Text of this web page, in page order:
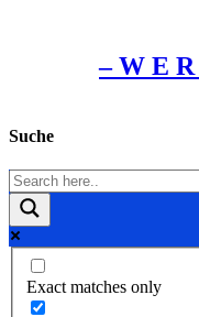
– W Ε
Suche
Exact matches only